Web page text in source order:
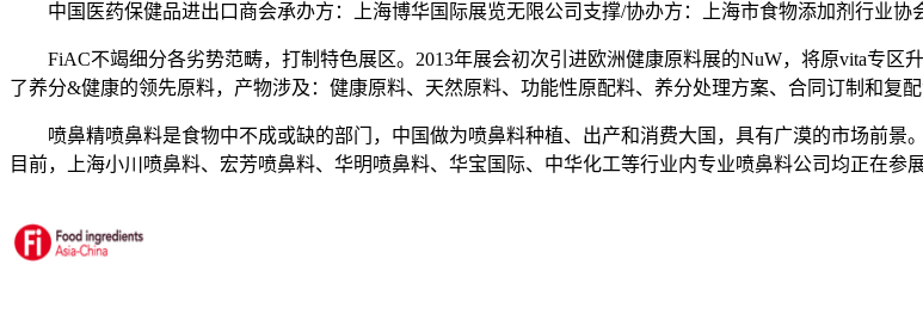
中国医药保健品进出口商会承办方：上海博华国际展览无限公司支撑/协办方：上海市食物添加剂行业协
FiAC不竭细分各劣势范畴，打制特色展区。2013年展会初次引进欧洲健康原料展的NuW，将原vita专区
了养分&健康的领先原料，产物涉及：健康原料、天然原料、功能性原配料、养分处理方案、合同订制和复
喷鼻精喷鼻料是食物中不成或缺的部门，中国做为喷鼻料种植、出产和消费大国，具有广漠的市场前景
目前，上海小川喷鼻料、宏芳喷鼻料、华明喷鼻料、华宝国际、中华化工等行业内专业喷鼻料公司均正在参展